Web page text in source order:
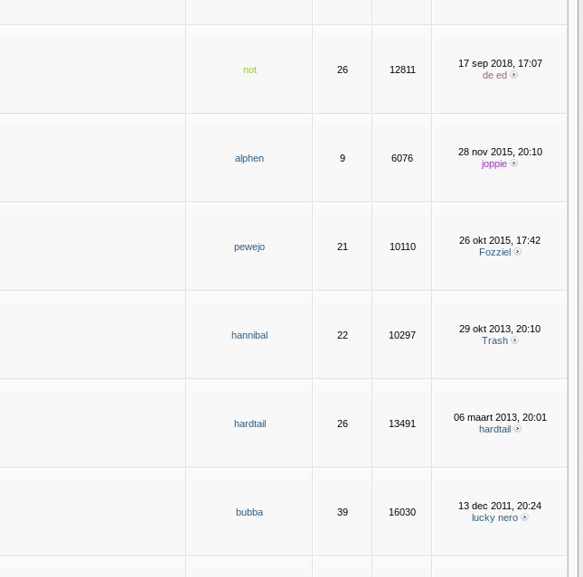
not 26 12811
17 sep 2018, 17:07
de ed
alphen 9 6076
28 nov 2015, 20:10
joppie
pewejo 21 10110
26 okt 2015, 17:42
Fozziel
hannibal 22 10297
29 okt 2013, 20:10
Trash
hardtail 26 13491
06 maart 2013, 20:01
hardtail
bubba 39 16030
13 dec 2011, 20:24
lucky nero